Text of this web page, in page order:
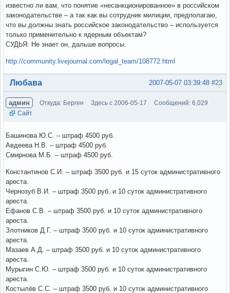
известно ли вам, что понятие «несанкционированное» в российском
законодательстве – а так как вы сотрудник милиции, предполагаю,
что вы должны знать российское законодательство – используется
только применительно к ядерным объектам?
СУДЬЯ: Не знает он, дальше вопросы.
http://community.livejournal.com/legal_team/108772.html
Вне форума #23
2007-05-07 03:39:48
Любава
админ Откуда: Берген Здесь с 2006-05-17
Сообщений: 6,029
Сайт
Башинова Ю.С. – штраф 4500 руб.
Авдеева Н.В. – штраф 4500 руб.
Смирнова М.Б. – штраф 4500 руб.
Константинов С.И. – штраф 3500 руб. и 15 суток административного
ареста.
Чернозуб В.И. – штраф 3500 руб. и 10 суток административного
ареста.
Ефанов С.В. – штраф 3500 руб. и 10 суток административного
ареста.
Злотников Д.Г. – штраф 3500 руб. и 10 суток административного
ареста.
Мазаев А.Д. – штраф 3500 руб. и 10 суток административного
ареста.
Мурыгин С.Ю. – штраф 3500 руб. и 10 суток административного
ареста.
Костылёв С.С. – штраф 3500 руб. и 10 суток административного